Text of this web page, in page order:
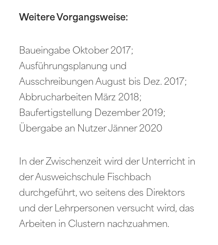
Weitere Vorgangsweise:
Baueingabe Oktober 2017;
Ausführungsplanung und
Ausschreibungen August bis Dez. 2017;
Abbrucharbeiten März 2018;
Baufertigstellung Dezember 2019;
Übergabe an Nutzer Jänner 2020
In der Zwischenzeit wird der Unterricht in
der Ausweichschule Fischbach
durchgeführt, wo seitens des Direktors
und der Lehrpersonen versucht wird, das
Arbeiten in Clustern nachzuahmen.